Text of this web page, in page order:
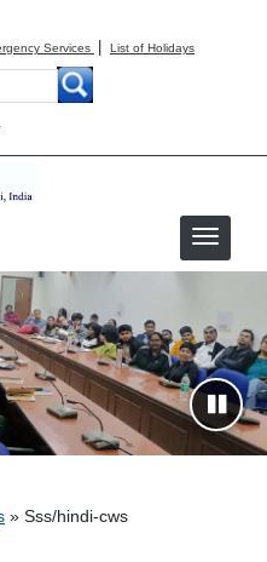
Services | List of Holidays
Sss/hindi-cws